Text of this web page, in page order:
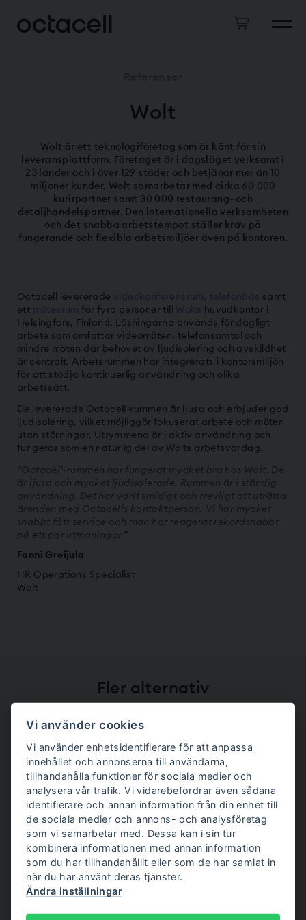
Wolt
Wolt är ett teknologiföretag som är känt för sin
leveransplattform. Företaget är i dagsläget verksamt i
23 länder och i över 129 städer och betjänar mer än 10
miljoner kunder. Wolt samarbetar med cirka 60 000
kurirpartner samt 30 000 restaurang- och
detaljhandelspartner. Den internationella verksamheten
och det snabba arbetstempot ställer krav på
fungerande och flexibla arbetsmiljöer även på kontoren.
Octacell levererade
samt
ett
för fyra personer till
huvudkontor i
Helsingfors, Finland. Lösningarna används för dagligt
arbete som omfattar videomöten, telefonsamtal och
mindre möten där behovet av ljudisolering och avskildhet
är centralt. Arbetsrummen har integrerats i kontorsmiljön
för att stödja kontinuerlig användning och olika
arbetssätt.
De levererade Octacell-rummen är ljusa och erbjuder god
ljudisolering, vilket möjliggör fokuserat arbete och möten
utan störningar. Utrymmena är i aktiv användning och
fungerar som en naturlig del av Wolts arbetsvardag.
“Octacell-rummen har fungerat mycket bra hos Wolt. De
är ljusa och mycket ljudisolerade. Rummen är i ständig
användning. Det har varit smidigt och trevligt att uträtta
ärenden med Octacells kontaktperson. Vi har mycket
snabbt fått service och man har reagerat rekordsnabbt
på ett par utmaningar.”
Fanni Greijula
HR Operations Specialist
Wolt
Fler alternativ
Gymnastik- och idrottshögskolan (GIH)
Visma
Visa alla
Vi använder cookies
Vi använder enhetsidentifierare för att anpassa
innehållet och annonserna till användarna,
tillhandahålla funktioner för sociala medier och
analysera vår trafik. Vi vidarebefordrar även sådana
identifierare och annan information från din enhet till
de sociala medier och annons- och analysföretag
som vi samarbetar med. Dessa kan i sin tur
kombinera informationen med annan information
som du har tillhandahållit eller som de har samlat in
när du har använt deras tjänster.
Ändra inställningar